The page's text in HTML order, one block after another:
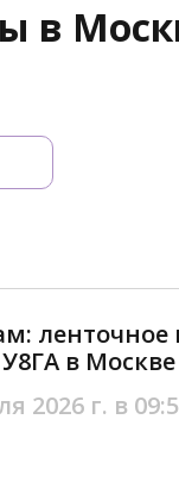
в
ленточное
в Москве
2026 г. в